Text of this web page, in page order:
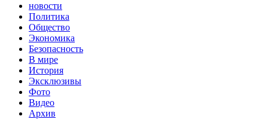
новости
Политика
Общество
Экономика
Безопасность
В мире
История
Эксклюзивы
Фото
Видео
Архив